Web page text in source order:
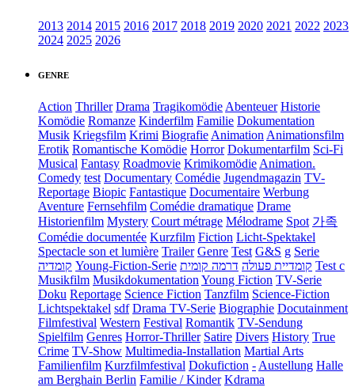
2013 2014 2015 2016 2017 2018 2019 2020 2021 2022 2023
2024 2025 2026
GENRE
Action Thriller Drama Tragikomödie Abenteuer Historie
Komödie Romanze Kinderfilm Familie Dokumentation
Musik Kriegsfilm Krimi Biografie Animation Animationsfilm
Erotik Romantische Komödie Horror Dokumentarfilm Sci-Fi
Musical Fantasy Roadmovie Krimikomödie Animation.
Comedy test Documentary Comédie Jugendmagazin TV-
Reportage Biopic Fantastique Documentaire Werbung
Aventure Fernsehfilm Comédie dramatique Drame
Historienfilm Mystery Court métrage Mélodrame Spot 가족
Comédie documentée Kurzfilm Fiction Licht-Spektakel
Spectacle son et lumière Trailer Genre Test G&S g Serie
קומדיה Young-Fiction-Serie קומדיית פעולה דרמה קומית
Test c
Musikfilm Musikdokumentation Young Fiction TV-Serie
Doku Reportage Science Fiction Tanzfilm Science-Fiction
Lichtspektakel sdf Drama TV-Serie Biographie Docutainment
Filmfestival Western Festival Romantik TV-Sendung
Spielfilm Genres Horror-Thriller Satire Divers History True
Crime TV-Show Multimedia-Installation Martial Arts
Familienfilm Kurzfilmfestival Dokufiction - Austellung Halle
am Berghain Berlin Familie / Kinder Kdrama